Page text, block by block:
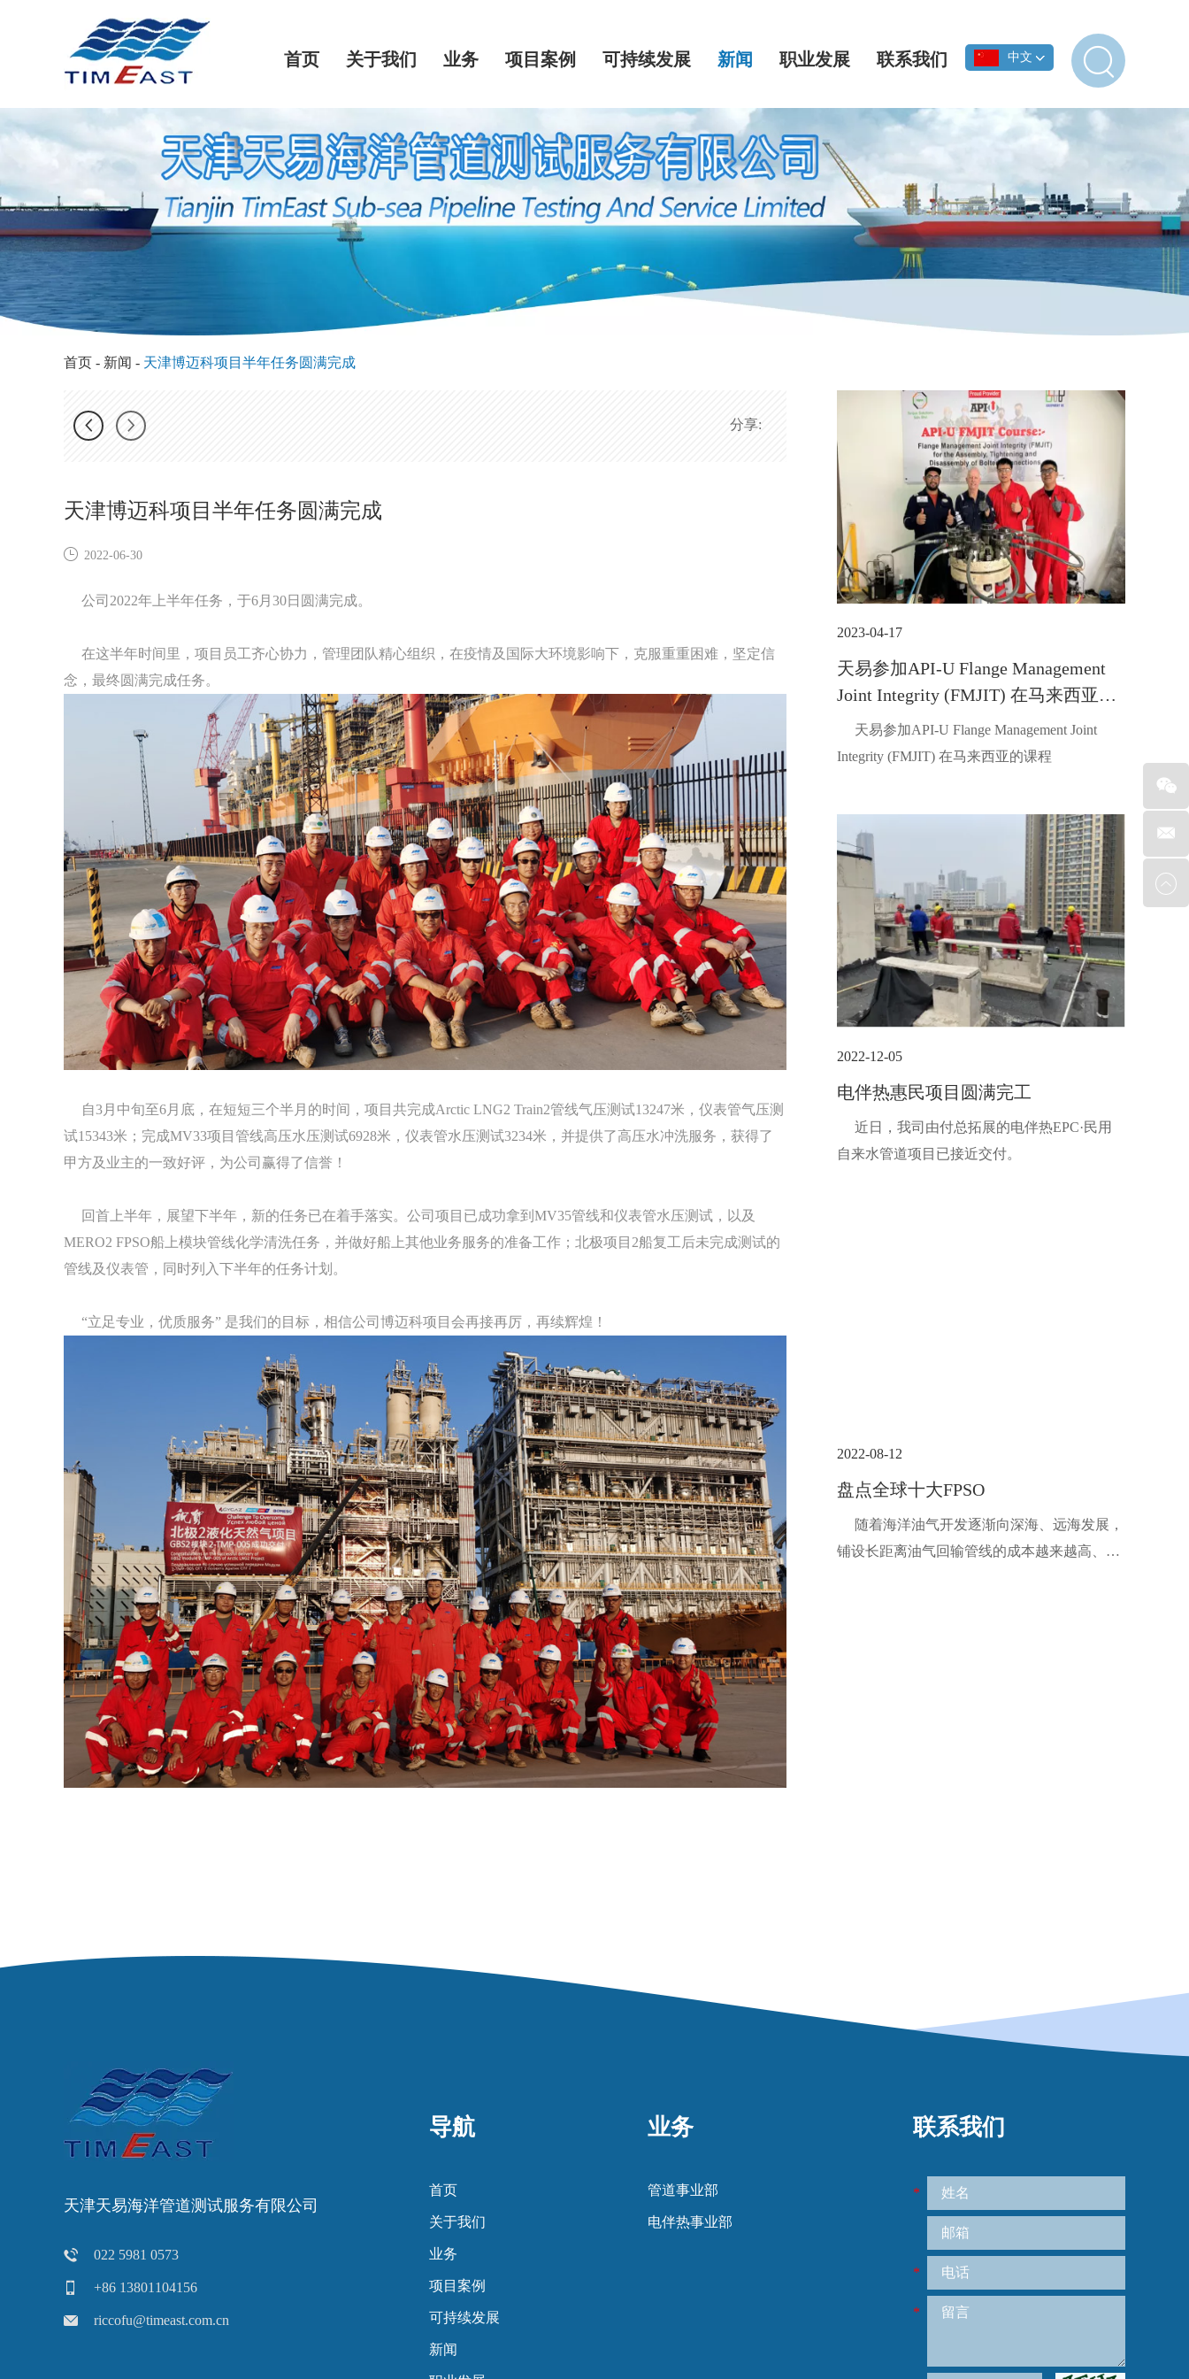
中文
首页 关于我们 业务 项目案例 可持续发展 新闻 职业发展 联系我们
首页 - 新闻 - 天津博迈科项目半年任务圆满完成
分享:
天津博迈科项目半年任务圆满完成
2022-06-30
公司2022年上半年任务，于6月30日圆满完成。
在这半年时间里，项目员工齐心协力，管理团队精心组织，在疫情及国际大环境影响下，克服重重困难，坚定信
念，最终圆满完成任务。
自3月中旬至6月底，在短短三个半月的时间，项目共完成Arctic LNG2 Train2管线气压测试13247米，仪表管气压测
试15343米；完成MV33项目管线高压水压测试6928米，仪表管水压测试3234米，并提供了高压水冲洗服务，获得了
甲方及业主的一致好评，为公司赢得了信誉！
回首上半年，展望下半年，新的任务已在着手落实。公司项目已成功拿到MV35管线和仪表管水压测试，以及
MERO2 FPSO船上模块管线化学清洗任务，并做好船上其他业务服务的准备工作；北极项目2船复工后未完成测试的
管线及仪表管，同时列入下半年的任务计划。
“立足专业，优质服务” 是我们的目标，相信公司博迈科项目会再接再厉，再续辉煌！
2023-04-17
天易参加API-U Flange Management
Joint Integrity (FMJIT) 在马来西亚的
课程
天易参加API-U Flange Management Joint
Integrity (FMJIT) 在马来西亚的课程
2022-12-05
电伴热惠民项目圆满完工
近日，我司由付总拓展的电伴热EPC·民用
自来水管道项目已接近交付。
2022-08-12
盘点全球十大FPSO
随着海洋油气开发逐渐向深海、远海发展，
铺设长距离油气回输管线的成本越来越高、风
天津天易海洋管道测试服务有限公司
022 5981 0573
+86 13801104156
riccofu@timeast.com.cn
导航
首页
关于我们
业务
项目案例
可持续发展
新闻
业务
管道事业部
电伴热事业部
联系我们
*
*
*